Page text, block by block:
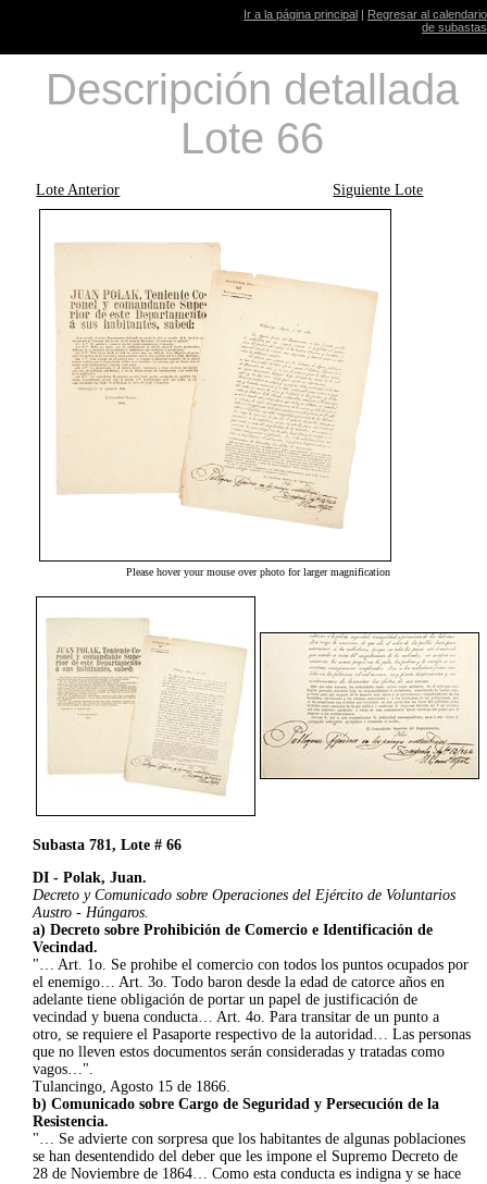
Ir a la página principal | Regresar al calendario
de subastas
Descripción detallada
Lote 66
Lote Anterior Siguiente Lote
Please hover your mouse over photo for larger magnification
Subasta 781, Lote # 66
DI - Polak, Juan.
Decreto y Comunicado sobre Operaciones del Ejército de Voluntarios
Austro - Húngaros.
a) Decreto sobre Prohibición de Comercio e Identificación de
Vecindad.
"… Art. 1o. Se prohibe el comercio con todos los puntos ocupados por
el enemigo… Art. 3o. Todo baron desde la edad de catorce años en
adelante tiene obligación de portar un papel de justificación de
vecindad y buena conducta… Art. 4o. Para transitar de un punto a
otro, se requiere el Pasaporte respectivo de la autoridad… Las personas
que no lleven estos documentos serán consideradas y tratadas como
vagos…".
Tulancingo, Agosto 15 de 1866.
b) Comunicado sobre Cargo de Seguridad y Persecución de la
Resistencia.
"… Se advierte con sorpresa que los habitantes de algunas poblaciones
se han desentendido del deber que les impone el Supremo Decreto de
28 de Noviembre de 1864… Como esta conducta es indigna y se hace